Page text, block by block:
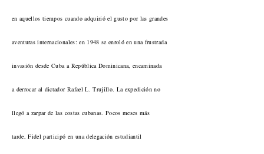
en aquellos tiempos cuando adquirió el gusto por las grandes
aventuras internacionales: en 1948 se enroló en una frustrada
invasión desde Cuba a República Dominicana, encaminada
a derrocar al dictador Rafael L. Trujillo. La expedición no
llegó a zarpar de las costas cubanas. Pocos meses más
tarde, Fidel participó en una delegación estudiantil